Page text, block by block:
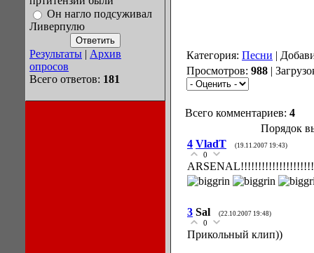
Он нагло подсуживал
Ливерпулю
Результаты | Архив
опросов
Всего ответов: 181
Категория: Песни |
Просмотров: 988 |
Всего комментариев: 4
Порядок
4 VladT (19.11.2007 19:43)
0
3 Sal (22.10.2007 19:48)
0
Прикольный клип))